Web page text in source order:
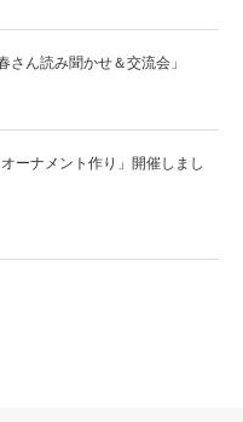
さん読み聞かせ＆交流会」
ーナメント作り」開催しまし